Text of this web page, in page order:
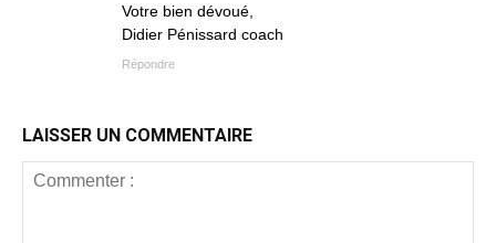
Votre bien dévoué,
Didier Pénissard coach
Répondre
LAISSER UN COMMENTAIRE